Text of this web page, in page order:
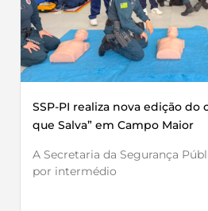
SSP-PI realiza nova edição do
que Salva” em Campo Maior
A Secretaria da Segurança
por intermédio